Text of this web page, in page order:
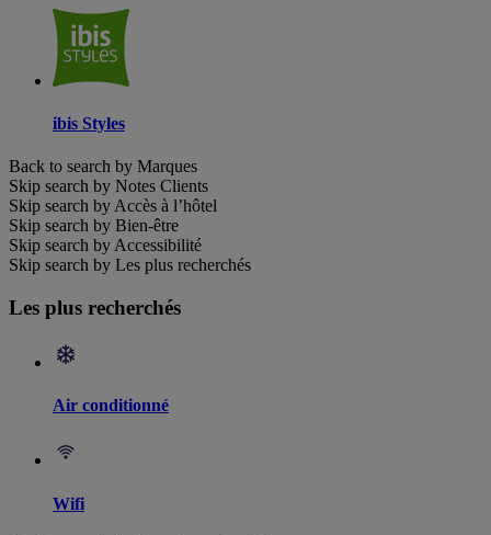
ibis Styles
Back to search by Marques
Skip search by Notes Clients
Skip search by Accès à l’hôtel
Skip search by Bien-être
Skip search by Accessibilité
Skip search by Les plus recherchés
Les plus recherchés
Air conditionné
Wifi